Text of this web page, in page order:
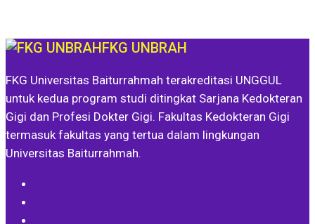
FKG UNBRAH
FKG Universitas Baiturrahmah terakreditasi UNGGUL
untuk kedua program studi ditingkat Sarjana Kedokteran
Gigi dan Profesi Dokter Gigi. Fakultas Kedokteran Gigi
termasuk fakultas yang tertua dalam lingkungan
Universitas Baiturrahmah.